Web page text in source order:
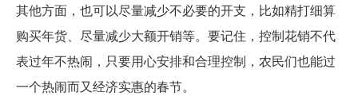
其他方面，也可以尽量减少不必要的开支，比如精打细算
购买年货、尽量减少大额开销等。要记住，控制花销不代
表过年不热闹，只要用心安排和合理控制，农民们也能过
一个热闹而又经济实惠的春节。